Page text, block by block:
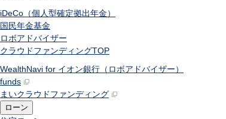
iDeCo（個人型確定拠出年金）
国民年金基金
ロボアドバイザー
クラウドファンディングTOP
WealthNavi for イオン銀行（ロボアドバイザー）
funds
まいクラウドファンディング
ローン